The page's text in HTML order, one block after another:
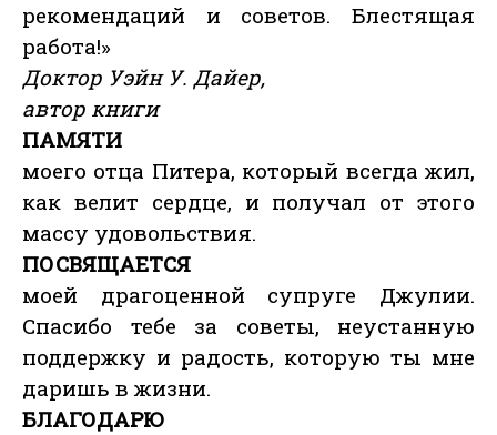
рекомендаций и советов. Блестящая
работа!»
Доктор Уэйн У. Дайер,
автор книги
ПАМЯТИ
моего отца Питера, который всегда жил,
как велит сердце, и получал от этого
массу удовольствия.
ПОСВЯЩАЕТСЯ
моей драгоценной супруге Джулии.
Спасибо тебе за советы, неустанную
поддержку и радость, которую ты мне
даришь в жизни.
БЛАГОДАРЮ